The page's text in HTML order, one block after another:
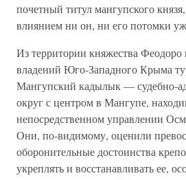
почетный титул мангупского
влиянием ни он, ни его потомки
Из территории княжества Феодоро
владений Юго-Западного Крыма
Мангупский кадылык — судебно-
округ с центром в Мангупе,
непосредственном управлении
Они, по-видимому, оценили
оборонительные достоинства
укреплять и восстанавливать ее,